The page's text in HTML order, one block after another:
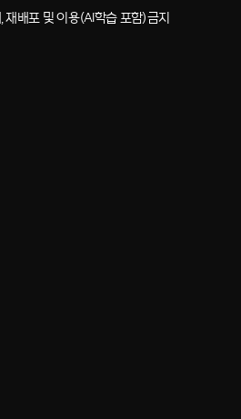
배포 및 이용(AI학습 포함)금지